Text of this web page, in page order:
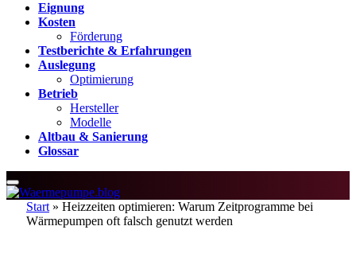
Eignung
Kosten
Förderung
Testberichte & Erfahrungen
Auslegung
Optimierung
Betrieb
Hersteller
Modelle
Altbau & Sanierung
Glossar
Start » Heizzeiten optimieren: Warum Zeitprogramme bei
Wärmepumpen oft falsch genutzt werden